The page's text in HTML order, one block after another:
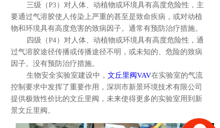
三级 （P3）对人体、动植物或环境具有高度危险性，主
要通过气溶胶使人传染上严重的甚至是致命疾病，或对动植
物和环境具有高度危害的致病因子。通常有预防治疗措施。
四级 （P4）对人体、动植物或环境具有高度危险性，通
过气溶胶途径传播或传播途径不明，或未知的、危险的致病
因子。没有预防治疗措施。
生物安全实验室建设中， 文丘里阀VAV在实验室的气流
控制要求中发挥了重要作用，深圳市新景环境技术有限公司
提供极致性价比的文丘里阀，未来使得更多的实验室用到新
景文丘里阀。